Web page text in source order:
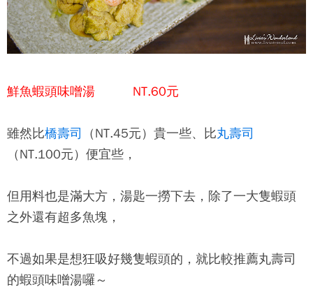
鮮魚蝦頭味噌湯 NT.60元
雖然比橋壽司 （NT.45元）貴一些、比丸壽司
（NT.100元）便宜些，
但用料也是滿大方，湯匙一撈下去，除了一大隻蝦頭
之外還有超多魚塊，
不過如果是想狂吸好幾隻蝦頭的，就比較推薦丸壽司
的蝦頭味噌湯囉～